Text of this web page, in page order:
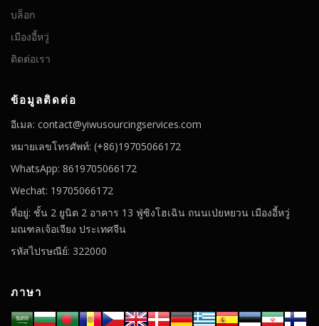
บล็อก
เมืองอี้หวู่
ติดต่อเรา
ข้อมูลติดต่อ
อีเมล: contact@yiwusourcingservices.com
หมายเลขโทรศัพท์: (+86)19705066172
WhatsApp: 8619705066172
Wechat: 19705066172
ที่อยู่: ชั้น 2 ยูนิต 2 อาคาร 13 ฟู่ซิงโฮเฉิน ถนนเป่ยหยวน เมืองอี้หวู่
มณฑลเจ้อเจียง ประเทศจีน
รหัสไปรษณีย์: 322000
ภาษา